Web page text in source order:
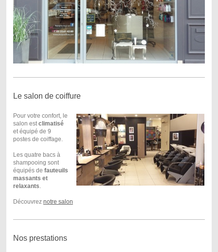
Le salon de coiffure
Pour votre confort, le
salon est climatisé
et équipé de 9
postes de coiffage.
Les quatre bacs à
shampooing sont
équipés de fauteuils
massants et
relaxants
Découvrez notre salon
Nos prestations